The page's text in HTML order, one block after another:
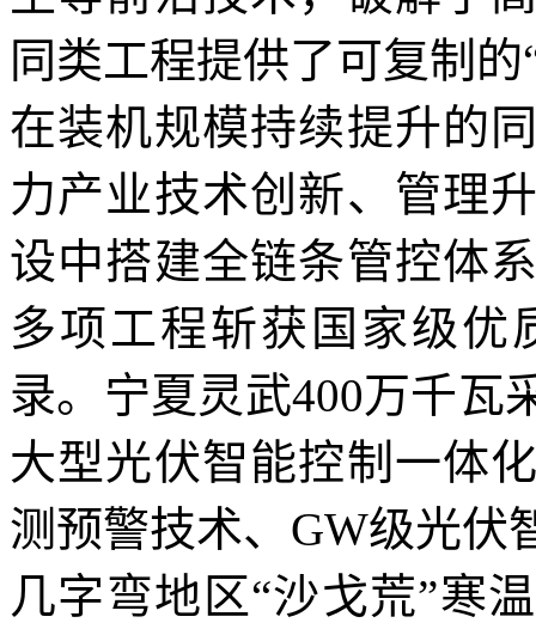
同类工程提供了可复制
在装机规模持续提升的
力产业技术创新、管理
设中搭建全链条管控体
多项工程斩获国家级优
录。宁夏灵武400万千瓦
大型光伏智能控制一体
测预警技术、GW级光伏
几字弯地区“沙戈荒”寒